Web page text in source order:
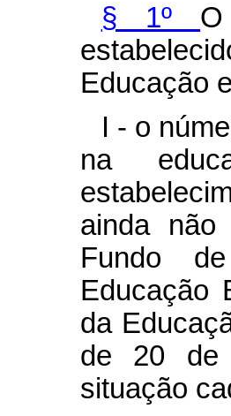
§ 1º
Educação
I - o
na
ainda
Fundo
Educação
da
de 20 de
situação